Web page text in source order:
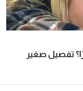
تفصيل صغير